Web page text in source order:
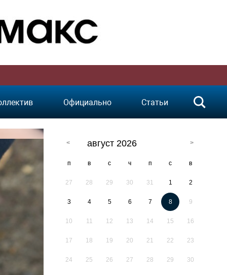
Официально Статьи
август 2026
п в с ч п с в
27 28 29 30 31 1 2
3 4 5 6 7 8 9
10 11 12 13 14 15 16
17 18 19 20 21 22 23
24 25 26 27 28 29 30